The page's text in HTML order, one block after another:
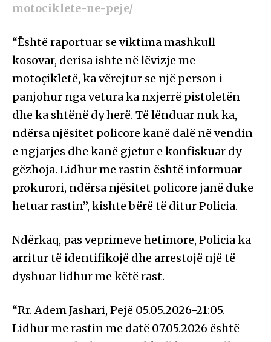
motociklete-ne-peje/
“Është raportuar se viktima mashkull
kosovar, derisa ishte në lëvizje me
motoçikletë, ka vërejtur se një person i
panjohur nga vetura ka nxjerrë pistoletën
dhe ka shtënë dy herë. Të lënduar nuk ka,
ndërsa njësitet policore kanë dalë në vendin
e ngjarjes dhe kanë gjetur e konfiskuar dy
gëzhoja. Lidhur me rastin është informuar
prokurori, ndërsa njësitet policore janë duke
hetuar rastin”, kishte bërë të ditur Policia.
Ndërkaq, pas veprimeve hetimore, Policia ka
arritur të identifikojë dhe arrestojë një të
dyshuar lidhur me këtë rast.
“Rr. Adem Jashari, Pejë 05.05.2026-21:05.
Lidhur me rastin me datë 07.05.2026 është